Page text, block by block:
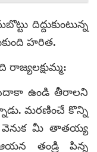
దిద్దుకుంటున్న
హరిత.
రాజ్యలక్షుమ్మ:
ఉండి తీరాలని
మరణించే కొన్ని
వెనుక మీ తాతయ్య
తండ్రి పిన్న